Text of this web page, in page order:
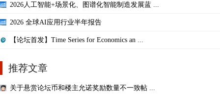
2026人工智能+场景化、图谱化智能制造发展蓝 ...
2026 全球AI应用行业半年报告
【论坛首发】Time Series for Economics an ...
推荐文章
关于悬赏论坛币和楼主允诺奖励数量不一致帖 ...